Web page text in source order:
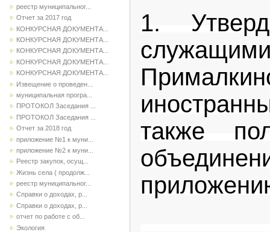
реестр муниципальног...
Отчет за 2017 год
КОНКУРСНАЯ ДОКУМЕНТА...
КОНКУРСНАЯ ДОКУМЕНТА...
КОНКУРСНАЯ ДОКУМЕНТА...
КОНКУРСНАЯ ДОКУМЕНТА...
КОНКУРСНАЯ ДОКУМЕНТА...
Извещение о проведен...
муниципальная програ...
ПРОТОКОЛ Заседания ...
ПРОТОКОЛ Заседания ...
Отчет за 2018 год
приложение №1 к муни...
приложение №2 к муни...
Реестр закупок, осущ...
Жизнь села ( продолж...
реестр муниципальног...
Справки о доходах, р...
Справки о доходах, р...
отчет по работе с об...
Экология
1.
служащими
также